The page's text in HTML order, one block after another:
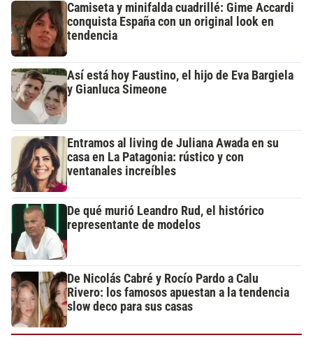
Camiseta y minifalda cuadrillé: Gime Accardi
conquista España con un original look en
tendencia
Así está hoy Faustino, el hijo de Eva Bargiela
y Gianluca Simeone
Entramos al living de Juliana Awada en su
casa en La Patagonia: rústico y con
ventanales increíbles
De qué murió Leandro Rud, el histórico
representante de modelos
De Nicolás Cabré y Rocío Pardo a Calu
Rivero: los famosos apuestan a la tendencia
slow deco para sus casas